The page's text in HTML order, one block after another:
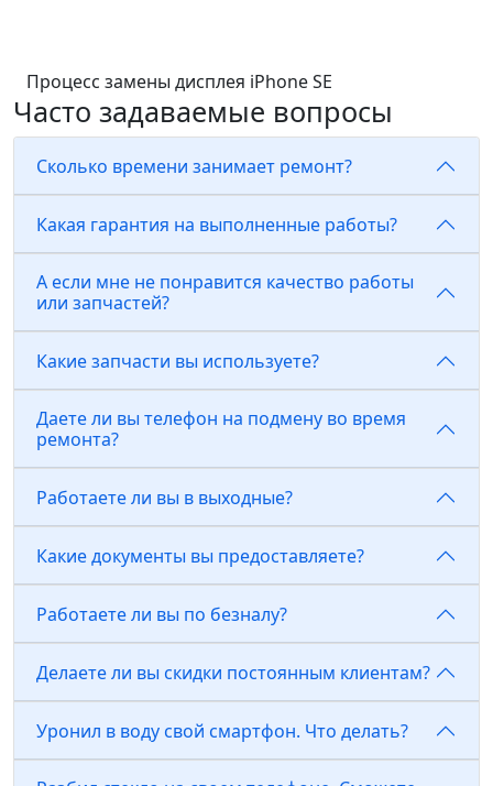
Процесс замены дисплея iPhone SE
Часто задаваемые вопросы
Сколько времени занимает ремонт?
Какая гарантия на выполненные работы?
А если мне не понравится качество работы
или запчастей?
Какие запчасти вы используете?
Даете ли вы телефон на подмену во время
ремонта?
Работаете ли вы в выходные?
Какие документы вы предоставляете?
Работаете ли вы по безналу?
Делаете ли вы скидки постоянным клиентам?
Уронил в воду свой смартфон. Что делать?